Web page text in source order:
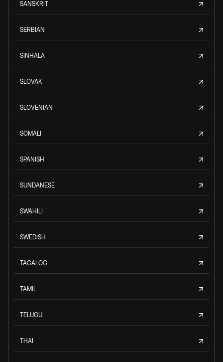
SANSKRIT
SERBIAN
SINHALA
SLOVAK
SLOVENIAN
SOMALI
SPANISH
SUNDANESE
SWAHILI
SWEDISH
TAGALOG
TAMIL
TELUGU
THAI